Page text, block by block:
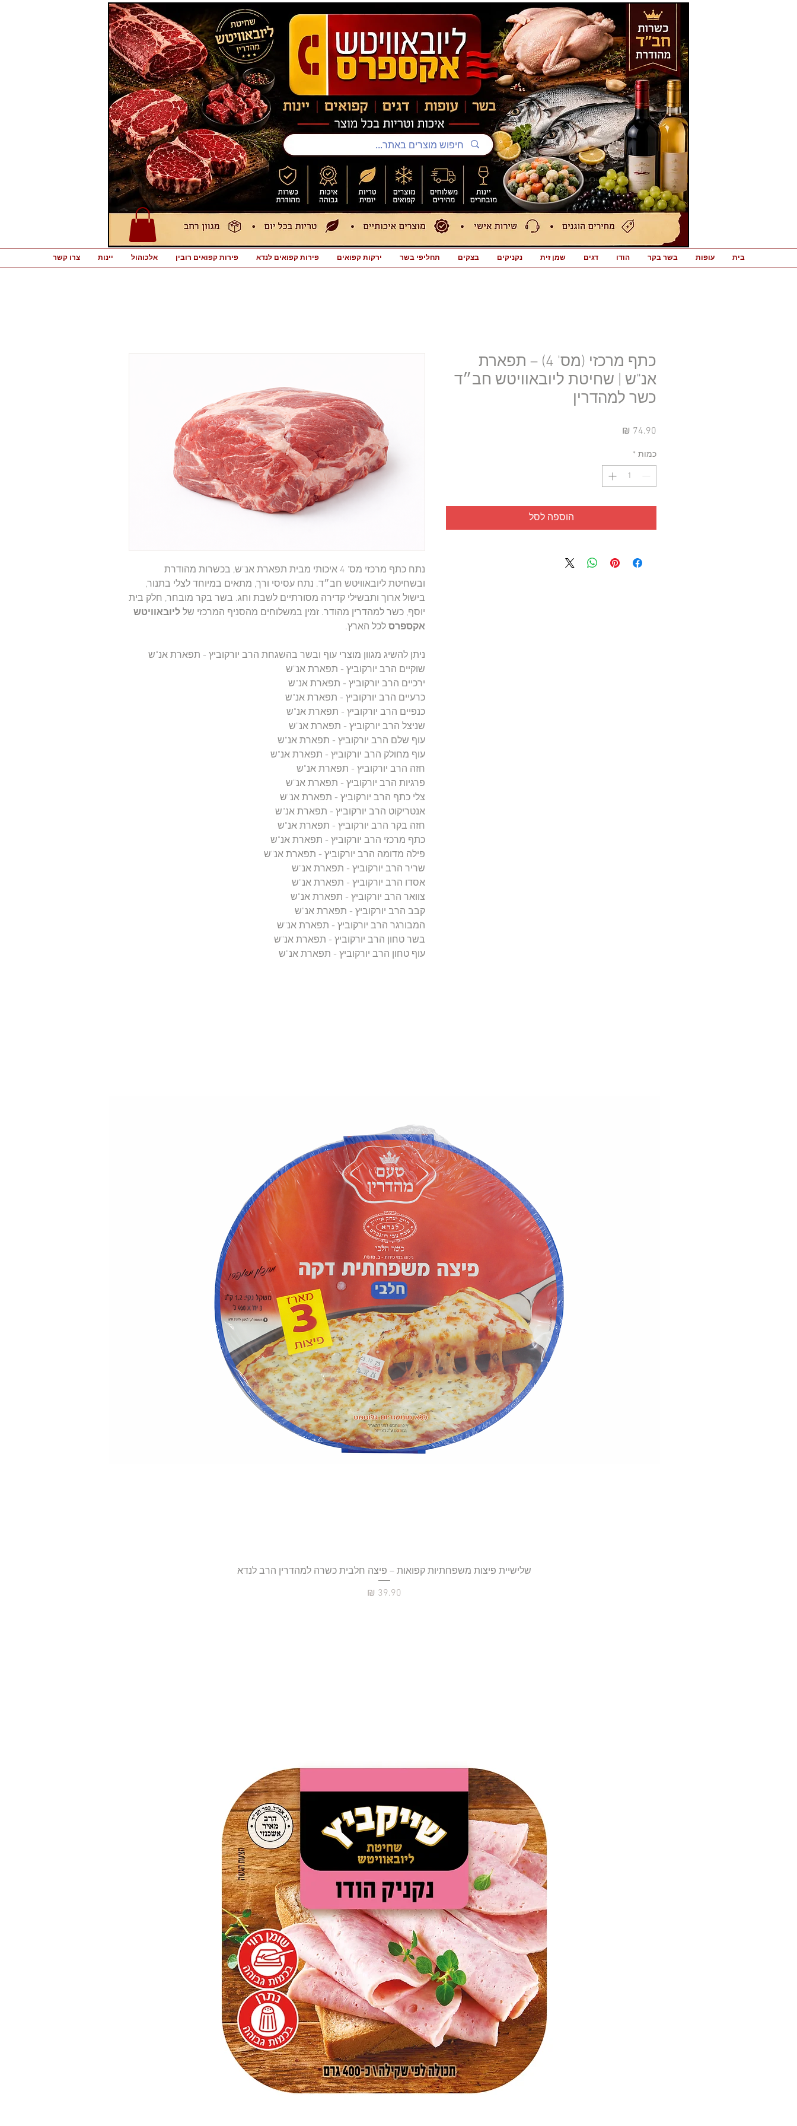
צרו קשר יינות אלכוהול פירות קפואים רובין פירות קפואים לנדא ירקות קפואים תחליפי בשר בצקים נקניקים שמן זית דגים הודו בשר בקר עופות בית
נתח כתף מרכזי מס' 4 איכותי מבית תפארת אנ"ש, בכשרות מהודרת
ובשחיטת ליובאוויטש חב״ד. נתח עסיסי ורך, מתאים במיוחד לצלי בתנור,
בישול ארוך ותבשילי קדירה מסורתיים לשבת וחג. בשר בקר מובחר, חלק בית
יוסף, כשר למהדרין מהודר. זמין במשלוחים מהסניף המרכזי של ליובאוויטש
אקספרס לכל הארץ.
ניתן להשיג מגוון מוצרי עוף ובשר בהשגחת הרב יורקוביץ - תפארת אנ"ש
שוקיים הרב יורקוביץ - תפארת אנ"ש
ירכיים הרב יורקוביץ - תפארת אנ"ש
כרעיים הרב יורקוביץ - תפארת אנ"ש
כנפיים הרב יורקוביץ - תפארת אנ"ש
שניצל הרב יורקוביץ - תפארת אנ"ש
עוף שלם הרב יורקוביץ - תפארת אנ"ש
עוף מחולק הרב יורקוביץ - תפארת אנ"ש
חזה הרב יורקוביץ - תפארת אנ"ש
פרגיות הרב יורקוביץ - תפארת אנ"ש
צלי כתף הרב יורקוביץ - תפארת אנ"ש
אנטריקוט הרב יורקוביץ - תפארת אנ"ש
חזה בקר הרב יורקוביץ - תפארת אנ"ש
כתף מרכזי הרב יורקוביץ - תפארת אנ"ש
פילה מדומה הרב יורקוביץ - תפארת אנ"ש
שריר הרב יורקוביץ - תפארת אנ"ש
אסדו הרב יורקוביץ - תפארת אנ"ש
צוואר הרב יורקוביץ - תפארת אנ"ש
קבב הרב יורקוביץ - תפארת אנ"ש
המבורגר הרב יורקוביץ - תפארת אנ"ש
בשר טחון הרב יורקוביץ - תפארת אנ"ש
עוף טחון הרב יורקוביץ - תפארת אנ"ש
כתף מרכזי (מס' 4) – תפארת
אנ"ש | שחיטת ליובאוויטש חב״ד
כשר למהדרין
כמות *
הוספה לסל
תצוגה מהירה
שלישיית פיצות משפחתיות קפואות – פיצה חלבית כשרה למהדרין הרב לנדא
מחיר